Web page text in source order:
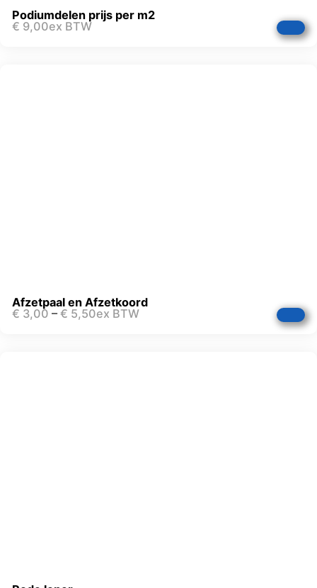
Podiumdelen prijs per m2
€ 9,00ex BTW
Afzetpaal en Afzetkoord
€ 3,00 – € 5,50ex BTW